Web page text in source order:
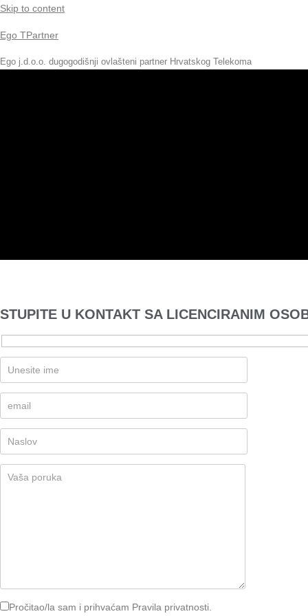
Skip to content
Ego TPartner
Ego j.d.o.o. dugogodišnji ovlašteni partner Hrvatskog Telekoma
STUPITE U KONTAKT SA LICENCIRANIM
Pročitao/la sam i prihvaćam Pravila privatnosti.